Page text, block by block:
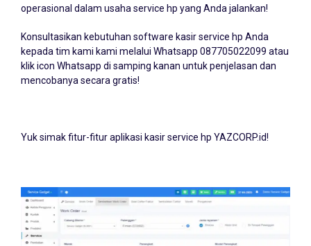
operasional dalam usaha service hp yang Anda jalankan!
Konsultasikan kebutuhan software kasir service hp Anda
kepada tim kami kami melalui Whatsapp 087705022099 atau
klik icon Whatsapp di samping kanan untuk penjelasan dan
mencobanya secara gratis!
Yuk simak fitur-fitur aplikasi kasir service hp YAZCORP.id!